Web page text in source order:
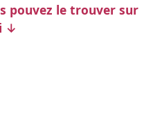
pouvez le trouver sur
↓